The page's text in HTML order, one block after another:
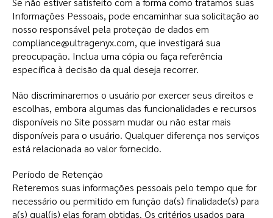
Informações Pessoais, pode encaminhar sua solicitação ao
nosso responsável pela proteção de dados em
compliance@ultragenyx.com, que investigará sua
preocupação. Inclua uma cópia ou faça referência
específica à decisão da qual deseja recorrer.
Não discriminaremos o usuário por exercer seus direitos e
escolhas, embora algumas das funcionalidades e recursos
disponíveis no Site possam mudar ou não estar mais
disponíveis para o usuário. Qualquer diferença nos serviços
está relacionada ao valor fornecido.
Período de Retenção
Reteremos suas informações pessoais pelo tempo que for
necessário ou permitido em função da(s) finalidade(s) para
a(s) qual(is) elas foram obtidas. Os critérios usados para